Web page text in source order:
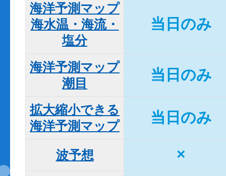
海洋予測マップ
海水温・海流・
塩分
当日のみ
海洋予測マップ
潮目
当日のみ
拡大縮小できる
海洋予測マップ
当日のみ
波予想 ×